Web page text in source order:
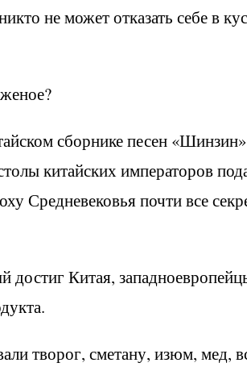
не может отказать себе в
сборнике песен
китайских императоров
Средневековья почти все
достиг Китая,
творог, сметану, изюм, мед,